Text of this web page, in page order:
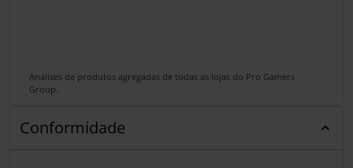
Análises de produtos agregadas de todas as lojas do Pro Gamers
Group.
Conformidade